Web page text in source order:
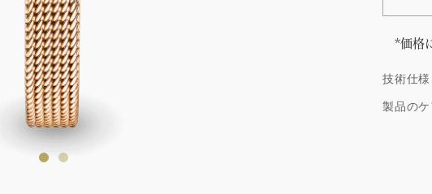
*価格
「同
ウィ
厳選
技術仕
製品の